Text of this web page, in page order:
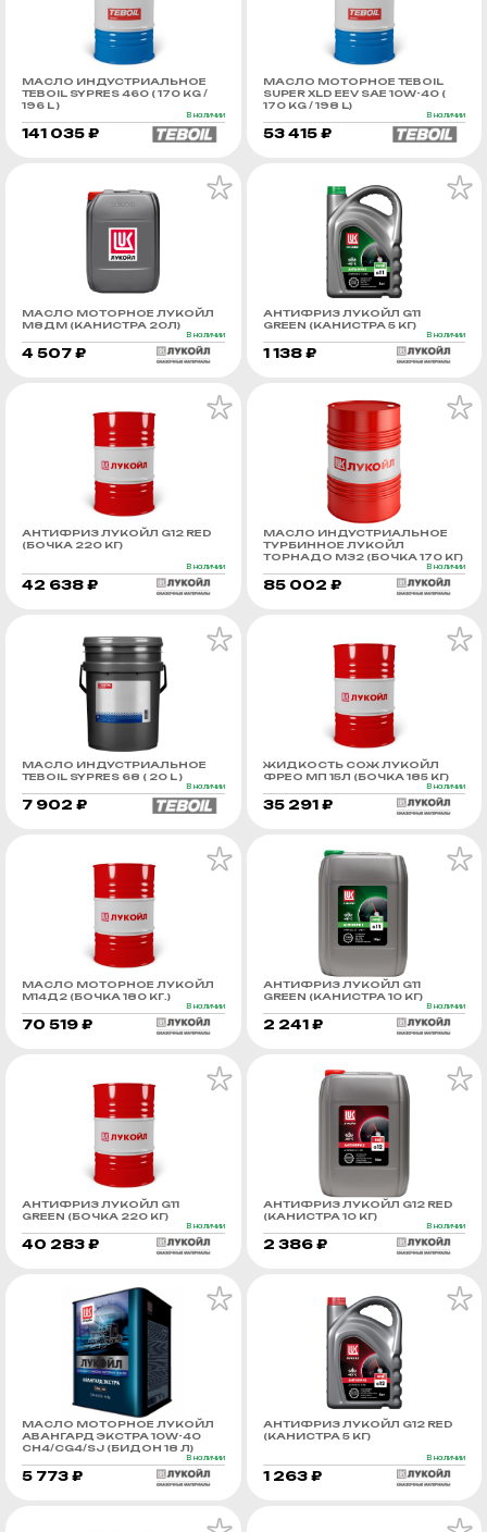
МАСЛО ИНДУСТРИАЛЬНОЕ
TEBOIL SYPRES 460 ( 170 KG /
196 L )
В наличии
141 035 ₽
МАСЛО МОТОРНОЕ TEBOIL
SUPER XLD EEV SAE 10W-40 (
170 KG / 198 L)
В наличии
53 415 ₽
МАСЛО МОТОРНОЕ ЛУКОЙЛ
М8ДМ (КАНИСТРА 20Л)
В наличии
4 507 ₽
АНТИФРИЗ ЛУКОЙЛ G11
GREEN (КАНИСТРА 5 КГ)
В наличии
1 138 ₽
АНТИФРИЗ ЛУКОЙЛ G12 RED
(БОЧКА 220 КГ)
В наличии
42 638 ₽
МАСЛО ИНДУСТРИАЛЬНОЕ
ТУРБИННОЕ ЛУКОЙЛ
ТОРНАДО М32 (БОЧКА 170 КГ)
В наличии
85 002 ₽
МАСЛО ИНДУСТРИАЛЬНОЕ
TEBOIL SYPRES 68 ( 20 L )
В наличии
7 902 ₽
ЖИДКОСТЬ СОЖ ЛУКОЙЛ
ФРЕО МП 15Л (БОЧКА 185 КГ)
В наличии
35 291 ₽
МАСЛО МОТОРНОЕ ЛУКОЙЛ
М14Д2 (БОЧКА 180 КГ.)
В наличии
70 519 ₽
АНТИФРИЗ ЛУКОЙЛ G11
GREEN (КАНИСТРА 10 КГ)
В наличии
2 241 ₽
АНТИФРИЗ ЛУКОЙЛ G11
GREEN (БОЧКА 220 КГ)
В наличии
40 283 ₽
АНТИФРИЗ ЛУКОЙЛ G12 RED
(КАНИСТРА 10 КГ)
В наличии
2 386 ₽
МАСЛО МОТОРНОЕ ЛУКОЙЛ
АВАНГАРД ЭКСТРА 10W-40
CH4/CG4/SJ (БИДОН 18 Л)
В наличии
5 773 ₽
АНТИФРИЗ ЛУКОЙЛ G12 RED
(КАНИСТРА 5 КГ)
В наличии
1 263 ₽